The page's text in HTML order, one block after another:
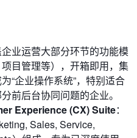
业运营大部分环节的功能模
目管理等），开箱即用，集
“企业操作系统”，特别适合
前后台协同问题的企业。
Experience (CX) Suite：
Sales, Service,